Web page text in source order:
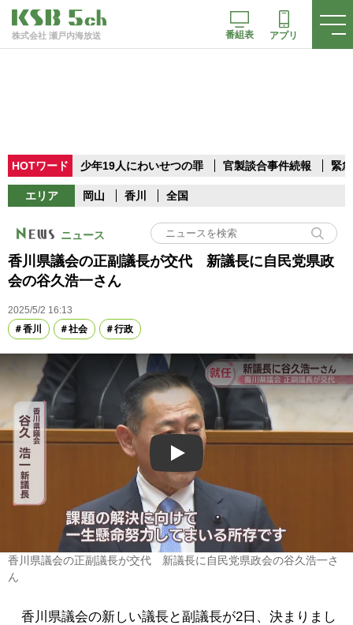
株式会社 瀬戸内海放送 番組表 アプリ
HOTワード 少年19人にわいせつの罪 官製談合事件続報 緊
エリア 岡山 香川 全国
ニュース
香川県議会の正副議長が交代 新議長に自民党県政
会の谷久浩一さん
2025/5/2 16:13
香川
社会 行政
Play
香川県議会の正副議長が交代 新議長に自民党県政会の谷久浩一さ
ん
香川県議会の新しい議長と副議長が2日、決まりまし